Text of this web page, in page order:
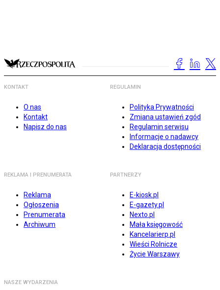
KONTAKT
O nas
Kontakt
Napisz do nas
REGULAMIN
Polityka Prywatności
Zmiana ustawień zgód
Regulamin serwisu
Informacje o nadawcy
Deklaracja dostępności
REKLAMA I PRENUMERATA
Reklama
Ogłoszenia
Prenumerata
Archiwum
PARTNERZY
E-kiosk.pl
E-gazety.pl
Nexto.pl
Mała księgowość
Kancelarierp.pl
Wieści Rolnicze
Życie Warszawy
NASZE WYDARZENIA